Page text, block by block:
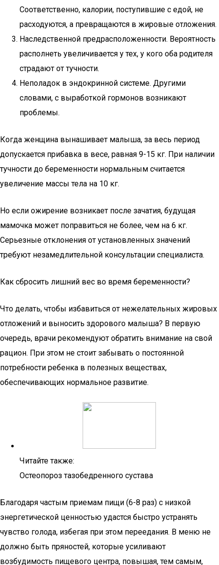
Соответственно, калории, поступившие с едой, не
расходуются, а превращаются в жировые отложения.
Наследственной предрасположенности. Вероятность
располнеть увеличивается у тех, у кого оба родителя
страдают от тучности.
Неполадок в эндокринной системе. Другими
словами, с выработкой гормонов возникают
проблемы.
Когда женщина вынашивает малыша, за весь период
допускается прибавка в весе, равная 9-15 кг. При наличии
тучности до беременности нормальным считается
увеличение массы тела на 10 кг.
Но если ожирение возникает после зачатия, будущая
мамочка может поправиться не более, чем на 6 кг.
Серьезные отклонения от установленных значений
требуют незамедлительной консультации специалиста.
Как сбросить лишний вес во время беременности?
Что делать, чтобы избавиться от нежелательных жировых
отложений и выносить здорового малыша? В первую
очередь, врачи рекомендуют обратить внимание на свой
рацион. При этом не стоит забывать о постоянной
потребности ребенка в полезных веществах,
обеспечивающих нормальное развитие.
Читайте также:
Остеопороз тазобедренного сустава
Благодаря частым приемам пищи (6-8 раз) с низкой
энергетической ценностью удастся быстро устранять
чувство голода, избегая при этом переедания. В меню не
должно быть пряностей, которые усиливают
возбудимость пищевого центра, повышая, тем самым,